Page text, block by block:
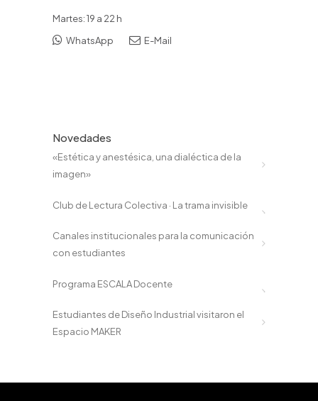
Martes: 19 a 22 h
WhatsApp
E-Mail
Novedades
«Estética y anestésica, una dialéctica de la
imagen»
Club de Lectura Colectiva · La trama invisible
Canales institucionales para la comunicación
con estudiantes
Programa ESCALA Docente
Estudiantes de Diseño Industrial visitaron el
Espacio MAKER